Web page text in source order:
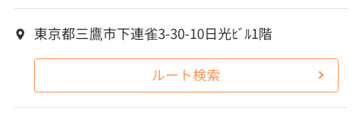
東京都三鷹市下連雀3-30-10日光ﾋﾞﾙ1階
ルート検索